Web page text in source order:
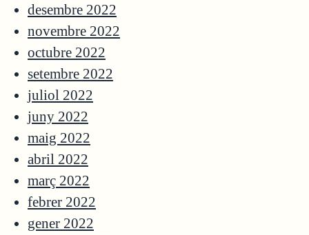
desembre 2022
novembre 2022
octubre 2022
setembre 2022
juliol 2022
juny 2022
maig 2022
abril 2022
març 2022
febrer 2022
gener 2022